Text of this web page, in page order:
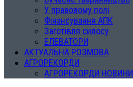
У правовому полі
Фінансування АПК
Заготівля силосу
ЕЛЕВАТОРИ
АКТУАЛЬНА РОЗМОВА
АГРОРЕКОРДИ
АГРОРЕКОРДИ НОВИНИ